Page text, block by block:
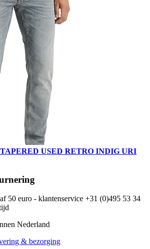
USED RETRO INDIG URI
50 euro - klantenservice +31 (0)495 53 34
Nederland
& bezorging